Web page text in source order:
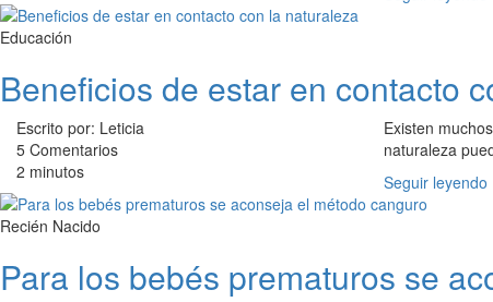
Educación
Beneficios de estar en contacto
Escrito por: Leticia
5 Comentarios
2 minutos
Existen
naturaleza
Seguir leyendo
Recién Nacido
Para los bebés prematuros se